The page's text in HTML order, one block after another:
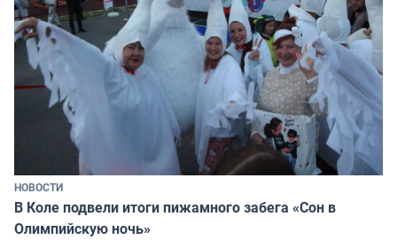
НОВОСТИ
В Коле подвели итоги пижамного забега «Сон в
Олимпийскую ночь»